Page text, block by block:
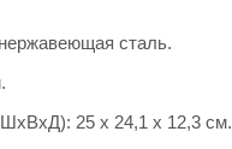
сталь.
25 x 24,1 x 12,3 см.